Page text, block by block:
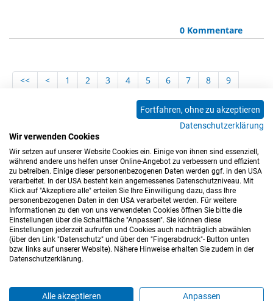
0 Kommentare
<< < 1 2 3 4 5 6 7 8
9
15 16 17
18
24 25 26
27
28
29 30 31
37
> >>
Impressum Datenschutz Barrierefreiheitserklärung
Hinweisgeberkanal Blog Mitarbeiter*innen
Fortfahren, ohne zu akzeptieren
Datenschutzerklärung
Wir verwenden Cookies
Wir setzen auf unserer Website Cookies ein. Einige von ihnen sind essenziell,
während andere uns helfen unser Online-Angebot zu verbessern und effizient
zu betreiben. Einige dieser personenbezogenen Daten werden ggf. in den USA
verarbeitet. In der USA besteht kein angemessenes Datenschutzniveau. Mit
Klick auf "Akzeptiere alle" erteilen Sie Ihre Einwilligung dazu, dass Ihre
personenbezogenen Daten in den USA verarbeitet werden. Für weitere
Informationen zu den von uns verwendeten Cookies öffnen Sie bitte die
Einstellungen über die Schaltfläche "Anpassen". Sie können diese
Einstellungen jederzeit aufrufen und Cookies auch nachträglich abwählen
(über den Link "Datenschutz" und über den "Fingerabdruck"- Button unten
bzw. links auf unserer Website). Nähere Hinweise erhalten Sie zudem in der
Datenschutzerklärung.
Alle akzeptieren Anpassen